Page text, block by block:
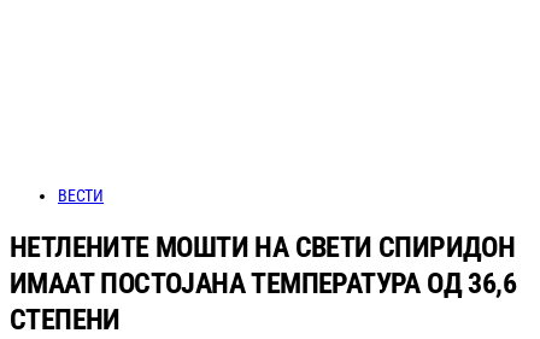
ВЕСТИ
НЕТЛЕНИТЕ МОШТИ НА СВЕТИ СПИРИДОН
ИМААТ ПОСТОЈАНА ТЕМПЕРАТУРА ОД 36,6
СТЕПЕНИ